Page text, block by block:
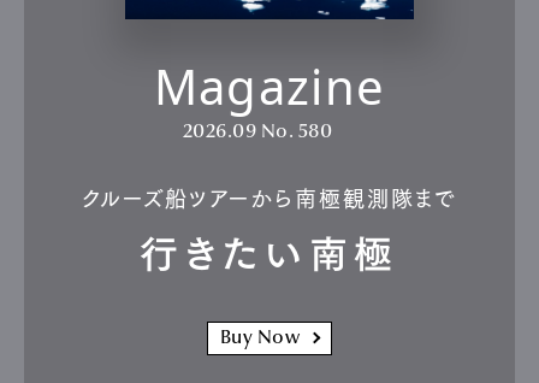
Magazine
2026.09 No. 580
クルーズ船ツアーから南極観測隊まで
行きたい南極
Buy Now